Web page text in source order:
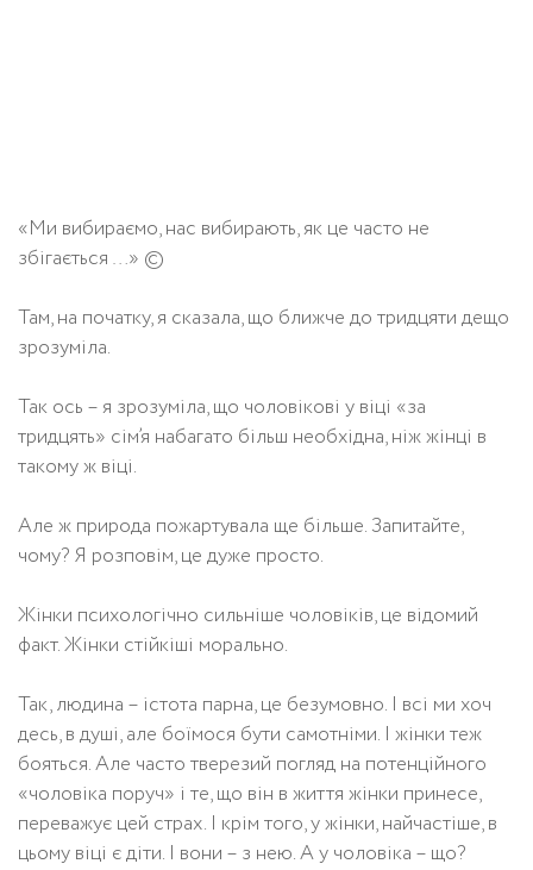
«Ми вибираємо, нас вибирають, як це часто не
збігається …» ©
Там, на початку, я сказала, що ближче до тридцяти дещо
зрозуміла.
Так ось – я зрозуміла, що чоловікові у віці «за
тридцять» сім’я набагато більш необхідна, ніж жінці в
такому ж віці.
Але ж природа пожартувала ще більше. Запитайте,
чому? Я розповім, це дуже просто.
Жінки психологічно сильніше чоловіків, це відомий
факт. Жінки стійкіші морально.
Так, людина – істота парна, це безумовно. І всі ми хоч
десь, в душі, але боїмося бути самотніми. І жінки теж
бояться. Але часто тверезий погляд на потенційного
«чоловіка поруч» і те, що він в життя жінки принесе,
переважує цей страх. І крім того, у жінки, найчастіше, в
цьому віці є діти. І вони – з нею. А у чоловіка – що?